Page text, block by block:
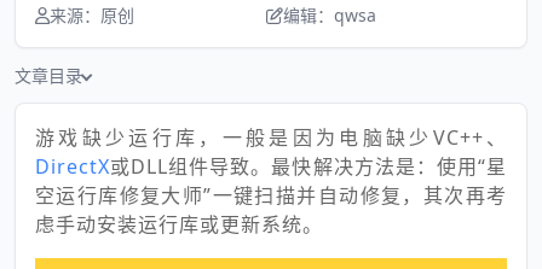
来源：原创
编辑：qwsa
文章目录
游戏缺少运行库，一般是因为电脑缺少VC++、
DirectX或DLL组件导致。最快解决方法是：使用“星
空运行库修复大师”一键扫描并自动修复，其次再考
虑手动安装运行库或更新系统。